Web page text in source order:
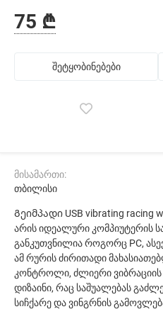
75 ₾
შეტყობინებები
მისამართი:
თბილისი
Გეიმპადი USB vibrating racing
არის იდეალური კომპიუტერის
განკუთვნილია როგორც PC,
ამ რურის ძირითადი
კონტროლი, ძლიერი ვიბრაციის
დიზაინი, რაც საშუალებას
სიჩქარე და ვინგრნის